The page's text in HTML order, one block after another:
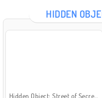
HIDDEN